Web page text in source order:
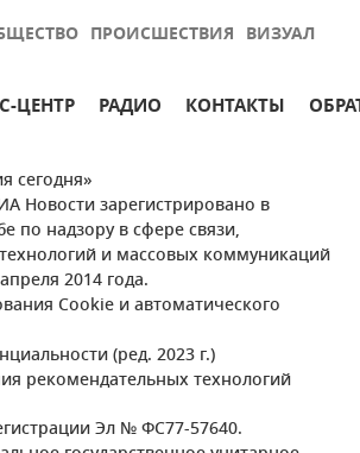
ПРОИСШЕСТВИЯ ВИЗУАЛ
ЦЕНТР РАДИО КОНТАКТЫ
сегодня»
Новости зарегистрировано в
по надзору в сфере связи,
и массовых коммуникаций
2014 года.
Cookie и автоматического
(ред. 2023 г.)
рекомендательных технологий
Эл № ФС77-57640.